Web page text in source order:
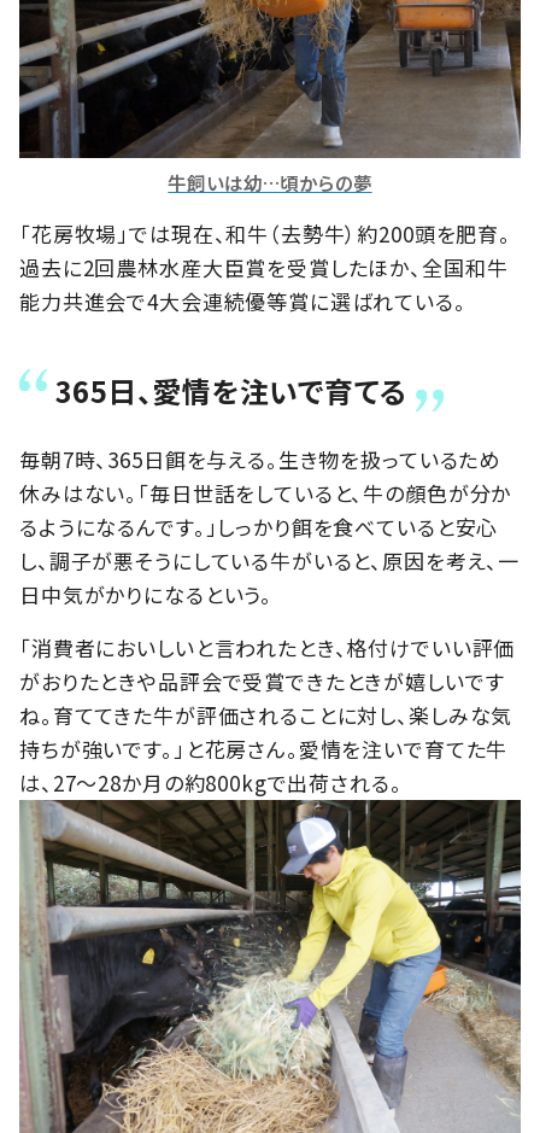
牛飼いは幼…頃からの夢
「花房牧場」では現在、和牛（去勢牛）約200頭を肥育。
過去に2回農林水産大臣賞を受賞したほか、全国和牛
能力共進会で4大会連続優等賞に選ばれている。
365日、愛情を注いで育てる
毎朝7時、365日餌を与える。生き物を扱っているため
休みはない。「毎日世話をしていると、牛の顔色が分か
るようになるんです。」しっかり餌を食べていると安心
し、調子が悪そうにしている牛がいると、原因を考え、一
日中気がかりになるという。
「消費者においしいと言われたとき、格付けでいい評価
がおりたときや品評会で受賞できたときが嬉しいです
ね。育ててきた牛が評価されることに対し、楽しみな気
持ちが強いです。」と花房さん。愛情を注いで育てた牛
は、27～28か月の約800kgで出荷される。